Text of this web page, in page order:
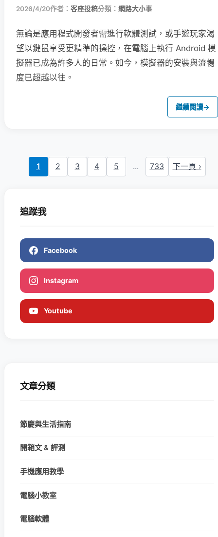
2026/4/20作者： 客座投稿分類： 網路大小事
無論是應用程式開發者需進行軟體測試，或手遊玩家渴
望以鍵鼠享受更精準的操控，在電腦上執行 Android 模
擬器已成為許多人的日常。如今，模擬器的安裝與流暢
度已超越以往。
繼續閱讀→
1 2 3 4 5 ... 733 下一頁 ›
追蹤我
Facebook
Instagram
Youtube
文章分類
節慶與生活指南
開箱文 & 評測
手機應用教學
電腦小教室
電腦軟體